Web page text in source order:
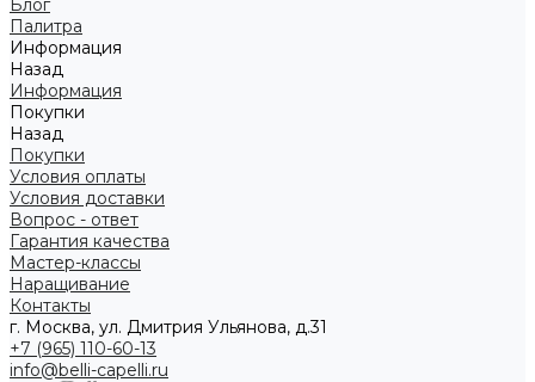
Блог
Палитра
Информация
Назад
Информация
Покупки
Назад
Покупки
Условия оплаты
Условия доставки
Вопрос - ответ
Гарантия качества
Мастер-классы
Наращивание
Контакты
г. Москва, ул. Дмитрия Ульянова, д.31
+7 (965) 110-60-13
info@belli-capelli.ru